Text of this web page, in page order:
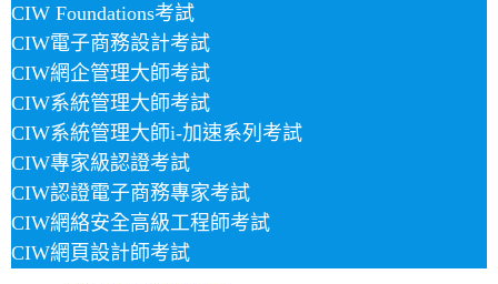
CIW Foundations考試
CIW電子商務設計考試
CIW網企管理大師考試
CIW系統管理大師考試
CIW系統管理大師i-加速系列考試
CIW專家級認證考試
CIW認證電子商務專家考試
CIW網絡安全高級工程師考試
CIW網頁設計師考試